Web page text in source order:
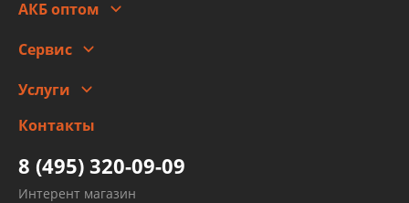
Гарантии и возврат
АКБ оптом
Сервис
Заправка кондиционера авто
Детейлинг
Услуги
высокого давления
Тормозных трубок
Рукавов гидроусилителей
Контакты
8 (495) 320-09-09
Интерент магазин